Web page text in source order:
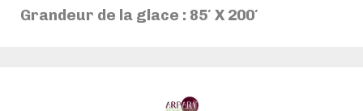
Grandeur de la glace : 85′ X 200′